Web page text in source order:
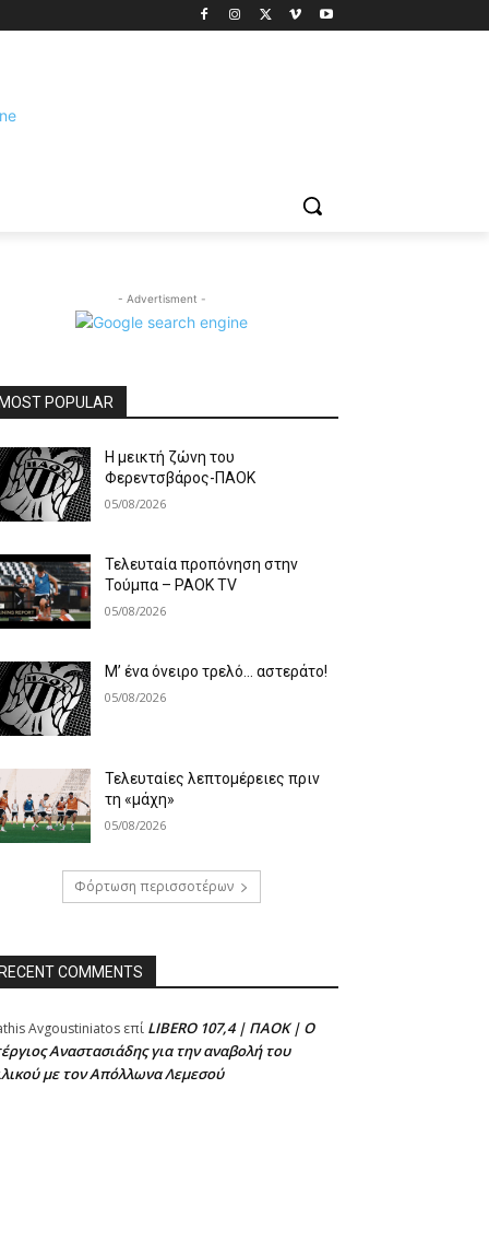
- Advertisment -
POPULAR
Η μεικτή ζώνη του
Φερεντσβάρος-ΠΑΟΚ
05/08/2026
Τελευταία προπόνηση στην
Τούμπα – PAOK TV
05/08/2026
Μ’ ένα όνειρο τρελό… αστεράτο!
05/08/2026
Τελευταίες λεπτομέρειες πριν
τη «μάχη»
05/08/2026
Φόρτωση περισσοτέρων
COMMENTS
Avgoustiniatos επί LIBERO 107,4 | ΠΑΟΚ | Ο
Αναστασιάδης για την αναβολή του
με τον Απόλλωνα Λεμεσού